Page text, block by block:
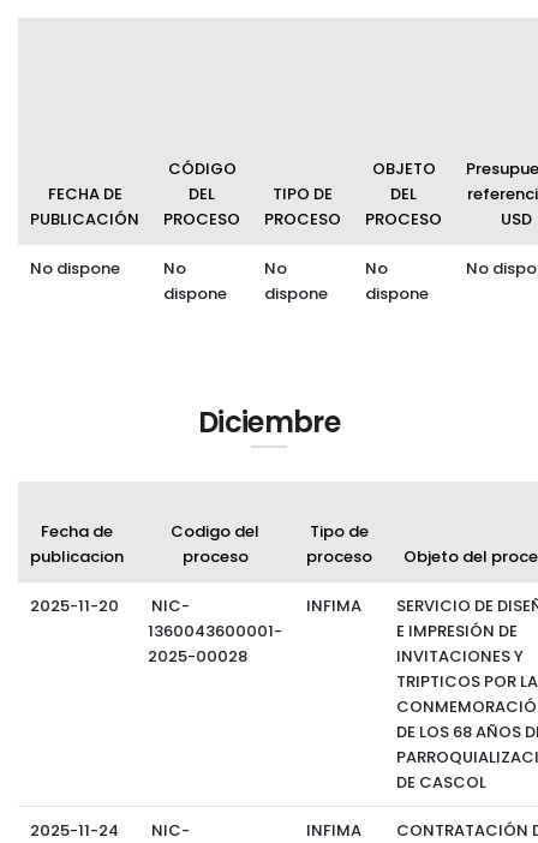
FECHA DE
PUBLICACIÓN
CÓDIGO
DEL
PROCESO
TIPO DE
PROCESO
OBJETO
DEL
PROCESO
USD
No dispone
No
dispone
No
dispone
No
dispone
No
Diciembre
Fecha de
publicacion
Codigo del
proceso
Tipo de
proceso
Objeto del
2025-11-20
NIC-
1360043600001-
2025-00028
INFIMA
SERVICIO DE
E IMPRESIÓN DE
INVITACIONES Y
TRIPTICOS POR LA
DE LOS 68 AÑOS
DE CASCOL
2025-11-24
NIC-
INFIMA
CONTRATACIÓN